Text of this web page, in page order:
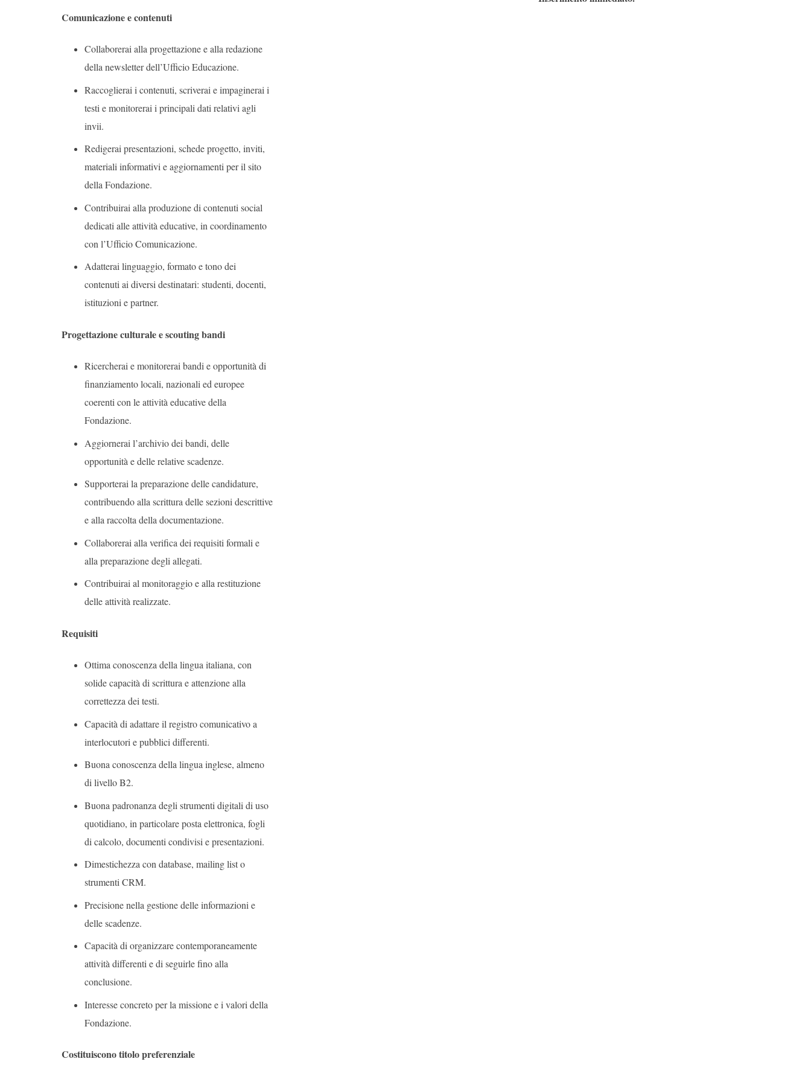
Comunicazione e contenuti
Collaborerai alla progettazione e alla redazione
della newsletter dell’Ufficio Educazione.
Raccoglierai i contenuti, scriverai e impaginerai i
testi e monitorerai i principali dati relativi agli
invii.
Redigerai presentazioni, schede progetto, inviti,
materiali informativi e aggiornamenti per il sito
della Fondazione.
Contribuirai alla produzione di contenuti social
dedicati alle attività educative, in coordinamento
con l’Ufficio Comunicazione.
Adatterai linguaggio, formato e tono dei
contenuti ai diversi destinatari: studenti, docenti,
istituzioni e partner.
Progettazione culturale e scouting bandi
Ricercherai e monitorerai bandi e opportunità di
finanziamento locali, nazionali ed europee
coerenti con le attività educative della
Fondazione.
Aggiornerai l’archivio dei bandi, delle
opportunità e delle relative scadenze.
Supporterai la preparazione delle candidature,
contribuendo alla scrittura delle sezioni descrittive
e alla raccolta della documentazione.
Collaborerai alla verifica dei requisiti formali e
alla preparazione degli allegati.
Contribuirai al monitoraggio e alla restituzione
delle attività realizzate.
Requisiti
Ottima conoscenza della lingua italiana, con
solide capacità di scrittura e attenzione alla
correttezza dei testi.
Capacità di adattare il registro comunicativo a
interlocutori e pubblici differenti.
Buona conoscenza della lingua inglese, almeno
di livello B2.
Buona padronanza degli strumenti digitali di uso
quotidiano, in particolare posta elettronica, fogli
di calcolo, documenti condivisi e presentazioni.
Dimestichezza con database, mailing list o
strumenti CRM.
Precisione nella gestione delle informazioni e
delle scadenze.
Capacità di organizzare contemporaneamente
attività differenti e di seguirle fino alla
conclusione.
Interesse concreto per la missione e i valori della
Fondazione.
Costituiscono titolo preferenziale